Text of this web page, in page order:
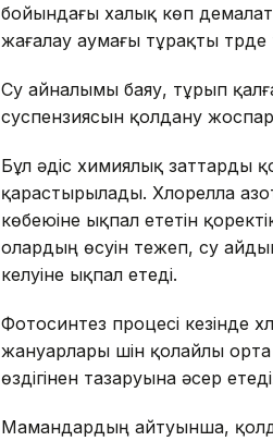
бойындағы халық көп
жағалау аумағы тұрақты
Су айналымы баяу, тұрып
суспензиясын қолдану
Бұл әдіс химиялық заттарды
қарастырылады. Хлорелла
көбеюіне ықпал ететін
олардың өсуін тежеп, су
келуіне ықпал етеді.
Фотосинтез процесі кезінде
жануарлары үшін қолайлы
өздігінен тазаруына әсер
Мамандардың айтуынша,